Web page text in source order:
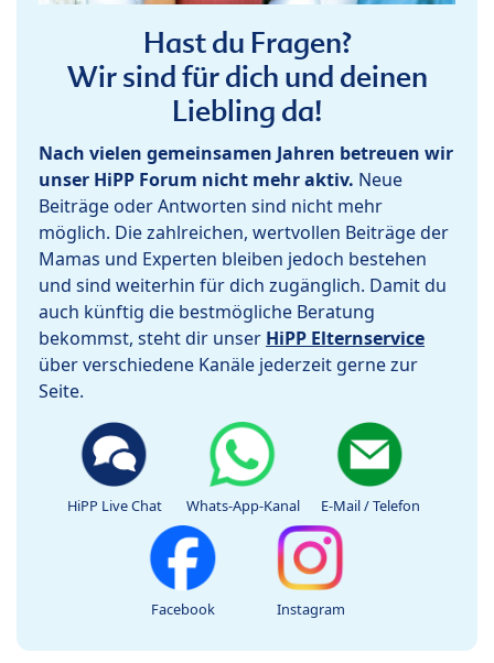
Hast du Fragen?
Wir sind für dich und deinen
Liebling da!
Nach vielen gemeinsamen Jahren betreuen wir
unser HiPP Forum nicht mehr aktiv. Neue
Beiträge oder Antworten sind nicht mehr
möglich. Die zahlreichen, wertvollen Beiträge der
Mamas und Experten bleiben jedoch bestehen
und sind weiterhin für dich zugänglich. Damit du
auch künftig die bestmögliche Beratung
bekommst, steht dir unser HiPP Elternservice
über verschiedene Kanäle jederzeit gerne zur
Seite.
HiPP Live Chat Whats-App-Kanal E-Mail / Telefon
Facebook Instagram